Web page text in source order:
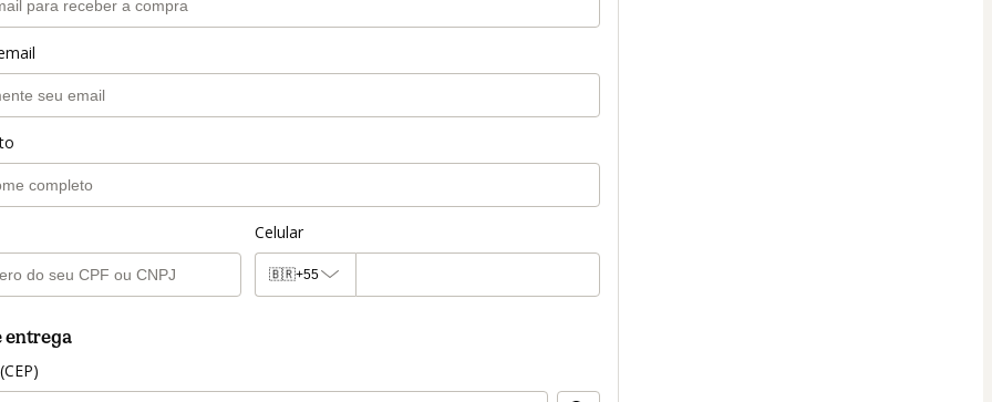
Celular
🇧🇷+55
entrega